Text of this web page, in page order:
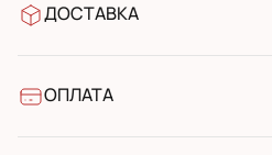
ДОСТАВКА
УкрПочта стандарт
ОПЛАТА
Банковский перевод